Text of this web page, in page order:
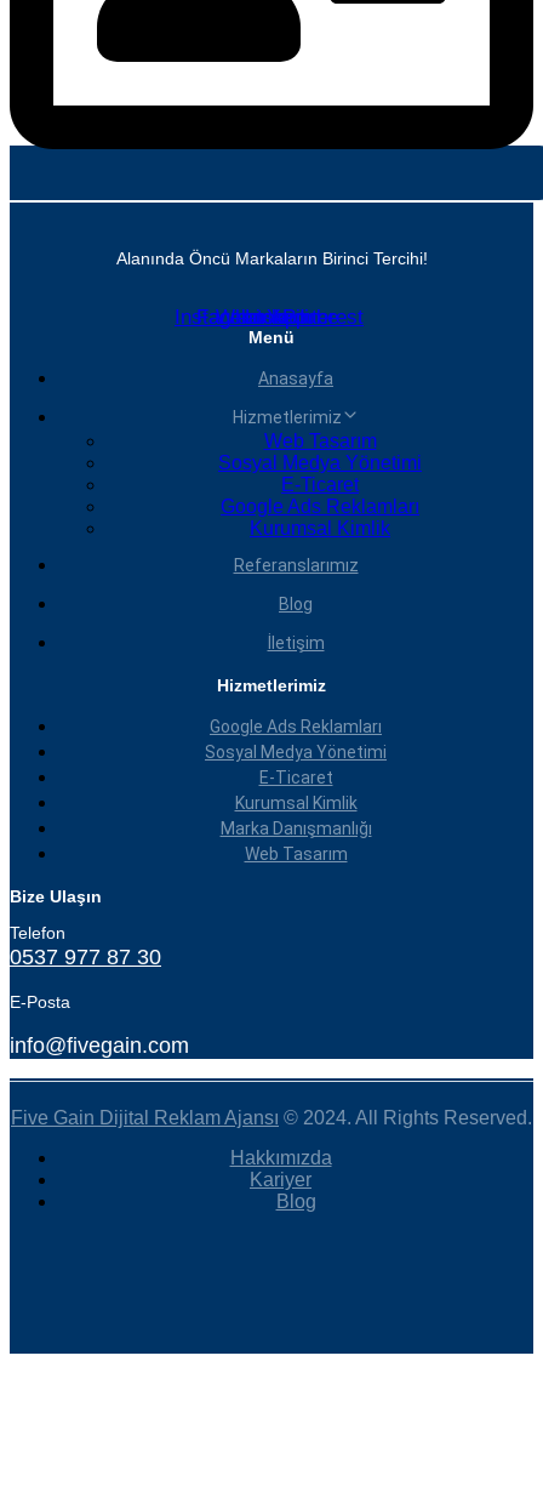
Alanında Öncü Markaların Birinci Tercihi!
Instagram
Facebook
Whatsapp
Linkedin
Youtube
Pinterest
Menü
Anasayfa
Hizmetlerimiz
Web Tasarım
Sosyal Medya Yönetimi
E-Ticaret
Google Ads Reklamları
Kurumsal Kimlik
Referanslarımız
Blog
İletişim
Hizmetlerimiz
Google Ads Reklamları
Sosyal Medya Yönetimi
E-Ticaret
Kurumsal Kimlik
Marka Danışmanlığı
Web Tasarım
Bize Ulaşın
Telefon
0537 977 87 30
E-Posta
info@fivegain.com
Five Gain Dijital Reklam Ajansı © 2024. All Rights Reserved.
Hakkımızda
Kariyer
Blog